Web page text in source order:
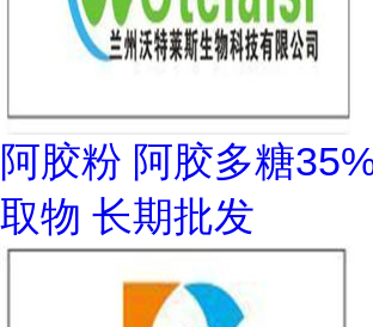
阿胶粉 阿胶多糖
取物 长期批发